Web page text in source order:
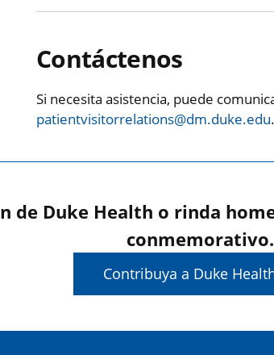
Contáctenos
Si necesita asistencia, puede
patientvisitorrelations@dm.duke.edu.
de Duke Health o rinda
conmemorativo.
Contribuya a Duke